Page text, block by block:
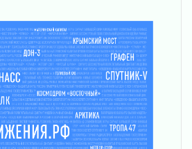
для детей и взрослых
День Воздушно-